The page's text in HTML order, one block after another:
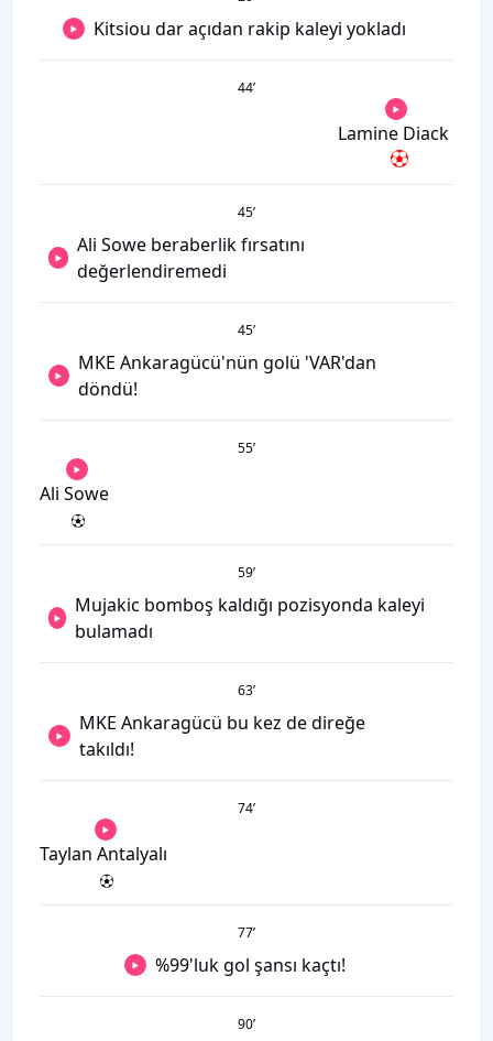
Kitsiou dar açıdan rakip kaleyi yokladı
44’
Lamine Diack
45’
Ali Sowe beraberlik fırsatını
değerlendiremedi
45’
MKE Ankaragücü'nün golü 'VAR'dan
döndü!
55’
Ali Sowe
59’
Mujakic bomboş kaldığı pozisyonda kaleyi
bulamadı
63’
MKE Ankaragücü bu kez de direğe
takıldı!
74’
Taylan Antalyalı
77’
%99'luk gol şansı kaçtı!
90’